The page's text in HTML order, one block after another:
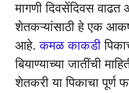
मागणी दिवसेंदिवस
शेतकऱ्यांसाठी हे एक
आहे.कमळ काकडी
बियाण्याच्या जातींची
शेतकरी या पिकाचा पूर्ण